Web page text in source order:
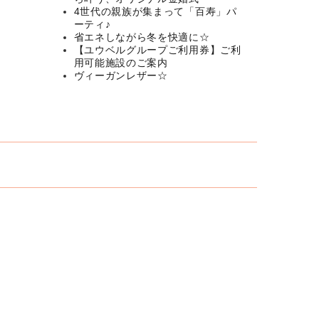
4世代の親族が集まって「百寿」パ
ーティ♪
省エネしながら冬を快適に☆
【ユウベルグループご利用券】ご利
用可能施設のご案内
ヴィーガンレザー☆